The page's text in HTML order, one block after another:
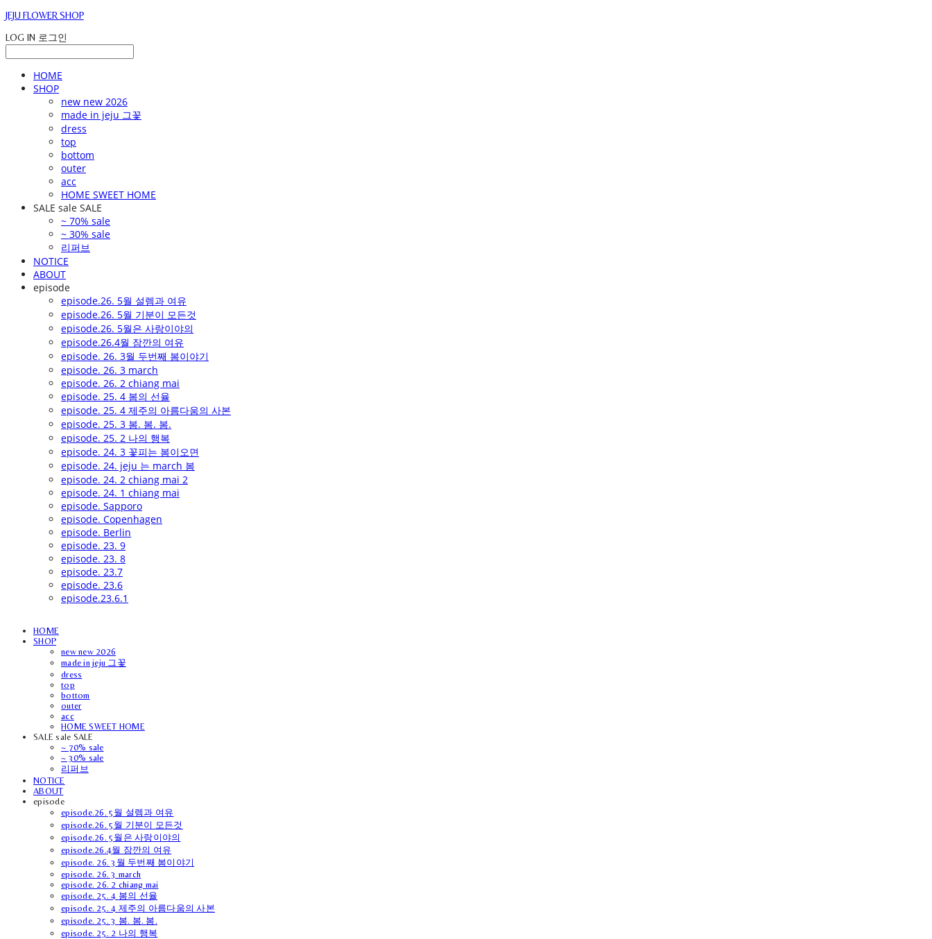
JEJU FLOWER SHOP
LOG IN 로그인
HOME
SHOP
new new 2026
made in jeju 그꽃
dress
top
bottom
outer
acc
HOME SWEET HOME
SALE sale SALE
~ 70% sale
~ 30% sale
리퍼브
NOTICE
ABOUT
episode
episode.26. 5월 설렘과 여유
episode.26. 5월 기분이 모든것
episode.26. 5월은 사랑이야의
episode.26.4월 잠깐의 여유
episode. 26. 3월 두번째 봄이야기
episode. 26. 3 march
episode. 26. 2 chiang mai
episode. 25. 4 봄의 선율
episode. 25. 4 제주의 아름다움의 사본
episode. 25. 3 봄. 봄. 봄.
episode. 25. 2 나의 행복
episode. 24. 3 꽃피는 봄이오면
episode. 24. jeju 는 march 봄
episode. 24. 2 chiang mai 2
episode. 24. 1 chiang mai
episode. Sapporo
episode. Copenhagen
episode. Berlin
episode. 23. 9
episode. 23. 8
episode. 23.7
episode. 23.6
episode.23.6.1
HOME
SHOP
new new 2026
made in jeju 그꽃
dress
top
bottom
outer
acc
HOME SWEET HOME
SALE sale SALE
~ 70% sale
~ 30% sale
리퍼브
NOTICE
ABOUT
episode
episode.26. 5월 설렘과 여유
episode.26. 5월 기분이 모든것
episode.26. 5월은 사랑이야의
episode.26.4월 잠깐의 여유
episode. 26. 3월 두번째 봄이야기
episode. 26. 3 march
episode. 26. 2 chiang mai
episode. 25. 4 봄의 선율
episode. 25. 4 제주의 아름다움의 사본
episode. 25. 3 봄. 봄. 봄.
episode. 25. 2 나의 행복